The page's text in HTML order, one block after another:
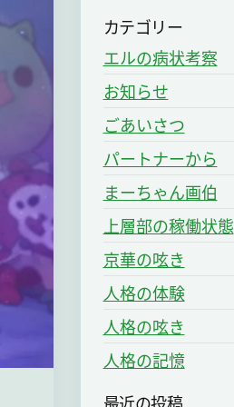
カテゴリー
エルの病状考察
お知らせ
ごあいさつ
パートナーから
まーちゃん画伯
上層部の稼働状態
京華の呟き
人格の体験
人格の呟き
人格の記憶